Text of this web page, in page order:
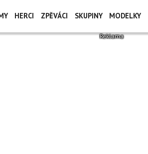
HERCI ZPĚVÁCI SKUPINY MODELKY